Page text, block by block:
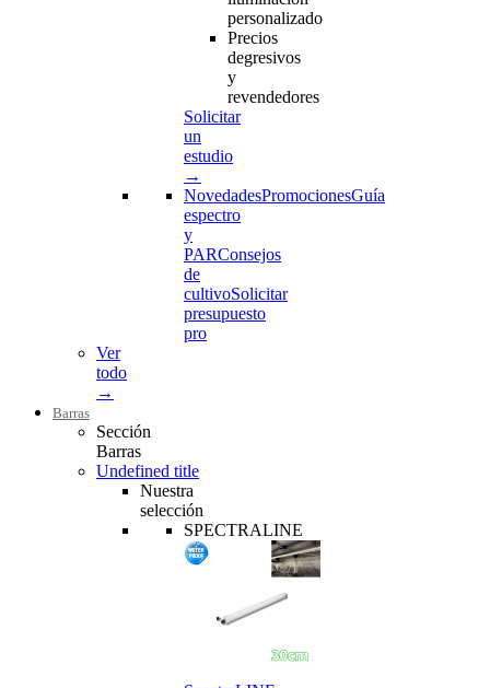
personalizado
Precios
degresivos
y
revendedores
Solicitar
un
estudio
→
NovedadesPromocionesGuía
espectro
y
PARConsejos
de
cultivoSolicitar
presupuesto
pro
Ver
todo
→
Barras
Sección
Barras
Undefined title
Nuestra
selección
SPECTRALINE